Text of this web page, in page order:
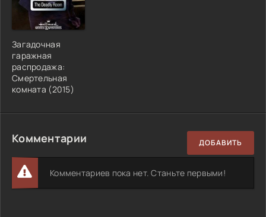
Загадочная
гаражная
распродажа:
Смертельная
комната (2015)
Комментарии ДОБАВИТЬ
Комментариев пока нет. Станьте первыми!